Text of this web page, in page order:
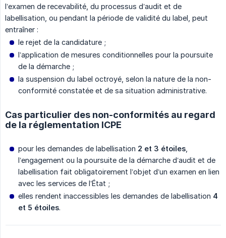
l’examen de recevabilité, du processus d’audit et de
labellisation, ou pendant la période de validité du label, peut
entraîner :
le rejet de la candidature ;
l’application de mesures conditionnelles pour la poursuite
de la démarche ;
la suspension du label octroyé, selon la nature de la non-
conformité constatée et de sa situation administrative.
Cas particulier des non-conformités au regard
de la réglementation ICPE
pour les demandes de labellisation 2 et 3 étoiles
l’engagement ou la poursuite de la démarche d’audit et de
labellisation fait obligatoirement l’objet d’un examen en lien
avec les services de l’État ;
elles rendent inaccessibles les demandes de labellisation 4
et 5 étoiles.